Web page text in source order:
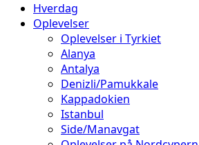
Hverdag
Oplevelser
Oplevelser i Tyrkiet
Alanya
Antalya
Denizli/Pamukkale
Kappadokien
Istanbul
Side/Manavgat